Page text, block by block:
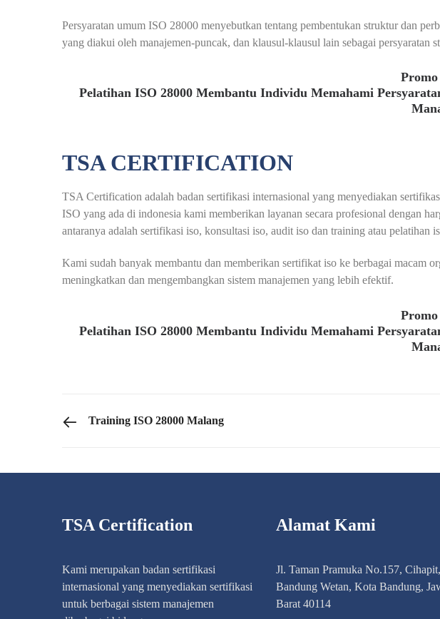
Persyaratan umum ISO 28000 menyebutkan tentang pembentukan struktur dan
yang diakui oleh manajemen-puncak, dan klausul-klausul lain sebagai persyaratan
Pelatihan ISO 28000 Membantu Individu Memahami
TSA CERTIFICATION
TSA Certification adalah badan sertifikasi internasional yang menyediakan
ISO yang ada di indonesia kami memberikan layanan secara profesional dengan
antaranya adalah sertifikasi iso, konsultasi iso, audit iso dan training atau pelatihan
Kami sudah banyak membantu dan memberikan sertifikat iso ke berbagai macam
meningkatkan dan mengembangkan sistem manajemen yang lebih efektif.
Pelatihan ISO 28000 Membantu Individu Memahami
PREVIOUS POST
Training ISO 28000 Malang
TSA Certification
Kami merupakan badan sertifikasi
internasional yang menyediakan sertifikasi
untuk berbagai sistem manajemen
Alamat Kami
Jl. Taman Pramuka No.157,
Bandung Wetan, Kota Bandung,
Barat 40114